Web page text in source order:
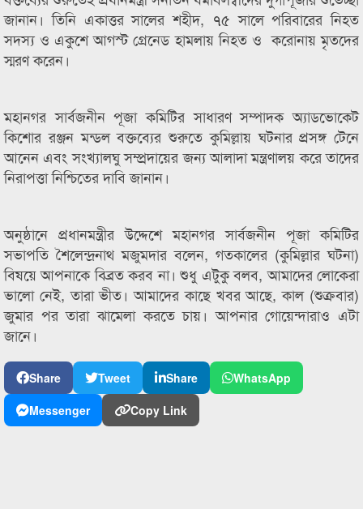
জানান। তিনি একাত্তর সালের শহীদ, ৭৫ সালে পরিবারের নিহত
সদস্য ও একুশে আগস্ট গ্রেনেড হামলায় নিহত ও করোনায় মৃতদের
স্মরণ করেন।
মহানগর সার্বজনীন পূজা কমিটির সাধারণ সম্পাদক অ্যাডভোকেট
কিশোর রঞ্জন মন্ডল বক্তব্যের শুরুতে কুমিল্লায় ঘটনার প্রসঙ্গ টেনে
আনেন এবং সংখ্যালঘু সম্প্রদায়ের জন্য আলাদা মন্ত্রণালয় করে তাদের
নিরাপত্তা নিশ্চিতের দাবি জানান।
অনুষ্ঠানে প্রধানমন্ত্রীর উদ্দেশে মহানগর সার্বজনীন পূজা কমিটির
সভাপতি শৈলেন্দ্রনাথ মজুমদার বলেন, গতকালের (কুমিল্লার ঘটনা)
বিষয়ে আপনাকে বিব্রত করব না। শুধু এটুকু বলব, আমাদের লোকেরা
ভালো নেই, তারা ভীত। আমাদের কাছে খবর আছে, কাল (শুক্রবার)
জুমার পর তারা ঝামেলা করতে চায়। আপনার গোয়েন্দারাও এটা
জানে।
Share Tweet Share
WhatsApp
Messenger
Copy Link